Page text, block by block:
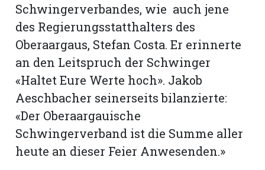
Schwingerverbandes, wie auch jene
des Regierungsstatthalters des
Oberaargaus, Stefan Costa. Er erinnerte
an den Leitspruch der Schwinger
«Haltet Eure Werte hoch». Jakob
Aeschbacher seinerseits bilanzierte:
«Der Oberaargauische
Schwingerverband ist die Summe aller
heute an dieser Feier Anwesenden.»